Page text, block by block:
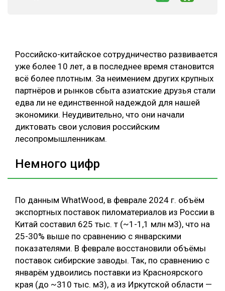
Российско-китайское сотрудничество развивается
уже более 10 лет, а в последнее время становится
всё более плотным. За неимением других крупных
партнёров и рынков сбыта азиатские друзья стали
едва ли не единственной надеждой для нашей
экономики. Неудивительно, что они начали
диктовать свои условия российским
лесопромышленникам.
Немного цифр
По данным WhatWood, в феврале 2024 г. объём
экспортных поставок пиломатериалов из России в
Китай составил 625 тыс. т (~1-1,1 млн м3), что на
25-30% выше по сравнению с январскими
показателями. В феврале восстановили объёмы
поставок сибирские заводы. Так, по сравнению с
январём удвоились поставки из Красноярского
края (до ~310 тыс. м3), а из Иркутской области —